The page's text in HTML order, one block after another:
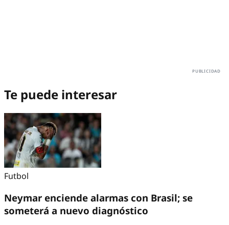
Te puede interesar
Futbol
Neymar enciende alarmas con Brasil; se
someterá a nuevo diagnóstico